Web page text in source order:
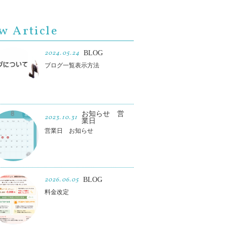
Article
2024.05.24 BLOG
ブログ一覧表示方法
2023.10.31
お知らせ 営
業日
営業日 お知らせ
2026.06.05 BLOG
料金改定